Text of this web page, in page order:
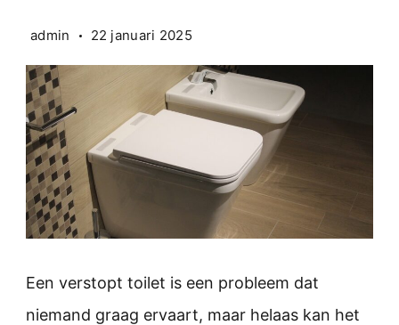
admin 22 januari 2025
Een verstopt toilet is een probleem dat
niemand graag ervaart, maar helaas kan het